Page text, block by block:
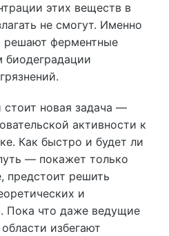
этих веществ в
не смогут. Именно
решают ферментные
биодеградации
новая задача —
активности к
Как быстро и будет ли
— покажет только
предстоит решить
и
Пока что даже ведущие
избегают